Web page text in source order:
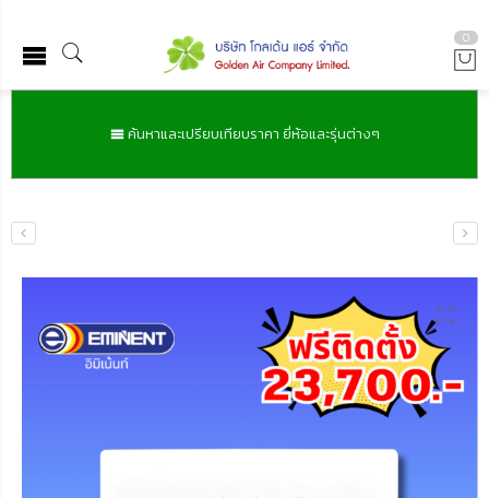
0
ค้นหาและเปรียบเทียบราคา ยี่ห้อและรุ่นต่างๆ